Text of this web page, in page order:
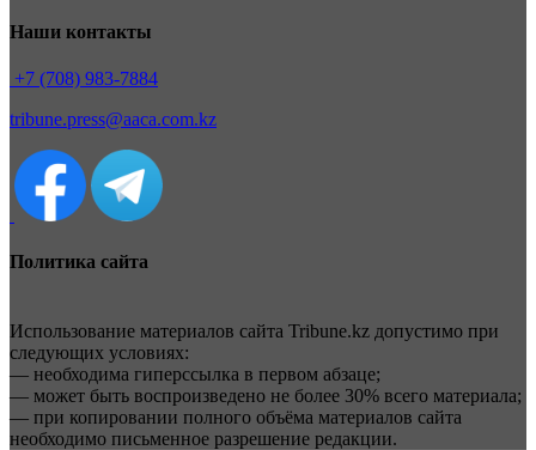
Наши контакты
+7 (708) 983-7884
tribune.press@aaca.com.kz
Политика сайта
Использование материалов сайта Tribune.kz допустимо при
следующих условиях:
— необходима гиперссылка в первом абзаце;
— может быть воспроизведено не более 30% всего материала;
— при копировании полного объёма материалов сайта
необходимо письменное разрешение редакции.